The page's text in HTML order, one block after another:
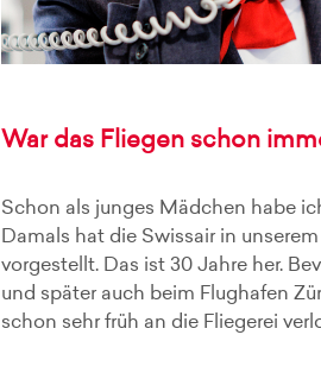
War das Fliegen schon
Schon als junges Mädchen habe
Damals hat die Swissair in
vorgestellt. Das ist 30 Jahre her.
und später auch beim Flughafen
schon sehr früh an die Fliegerei